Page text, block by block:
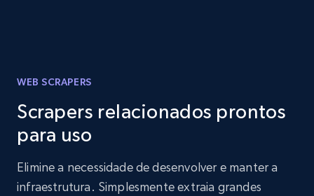
WEB SCRAPERS
Scrapers relacionados prontos
para uso
Elimine a necessidade de desenvolver e manter a
infraestrutura. Simplesmente extraia grandes